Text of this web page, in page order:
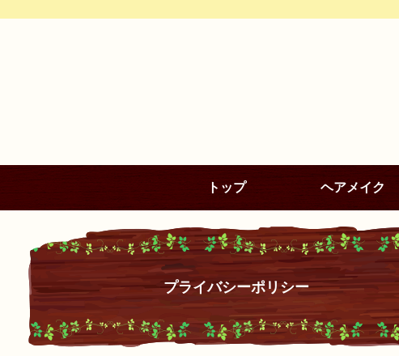
トップ ヘアメイク
プライバシーポリシー